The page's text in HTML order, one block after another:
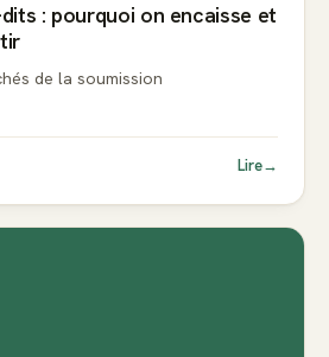
: pourquoi on encaisse et
de la soumission
Lire→